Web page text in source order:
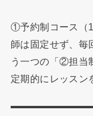
①予約制コース（
師は固定せず、毎
う一つの「②担当
定期的にレッスン